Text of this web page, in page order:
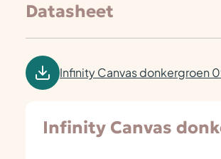
Datasheet
Infinity Canvas donkergroen
Infinity Canvas